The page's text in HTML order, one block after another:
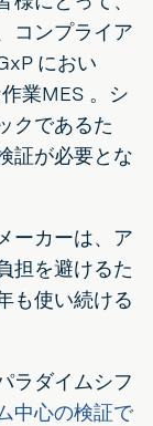
コンプライア
におい
業MES 。シ
クであるた
証が必要とな
ーカーは、ア
担を避けるた
も使い続ける
ラダイムシフ
中心の検証で